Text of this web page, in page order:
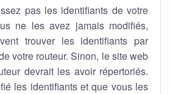
pas les identifiants de votre
ne les avez jamais modifiés,
trouver les identifiants par
votre routeur. Sinon, le site web
devrait les avoir répertoriés.
les identifiants et que vous les